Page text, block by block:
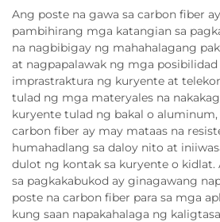
Ang poste na gawa sa carbon fiber
pambihirang mga katangian sa
na nagbibigay ng mahahalagang
at nagpapalawak ng mga posibilidad
imprastraktura ng kuryente at
tulad ng mga materyales na
kuryente tulad ng bakal o
carbon fiber ay may mataas na
humahadlang sa daloy nito at
dulot ng kontak sa kuryente o kidlat.
sa pagkakabukod ay ginagawang
poste na carbon fiber para sa mga
kung saan napakahalaga ng